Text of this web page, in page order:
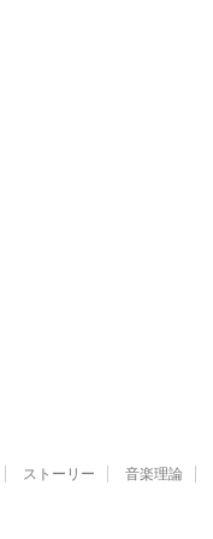
ストーリー 音楽理論